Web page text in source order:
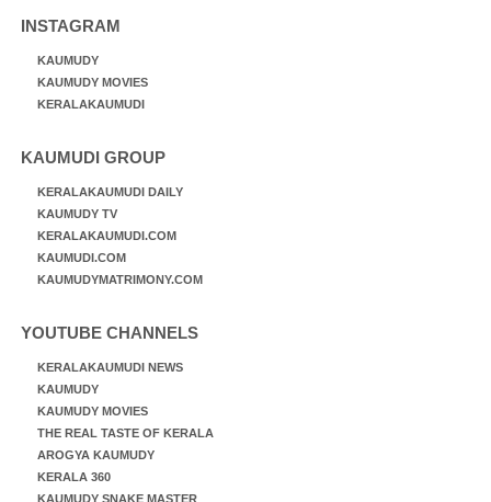
INSTAGRAM
KAUMUDY
KAUMUDY MOVIES
KERALAKAUMUDI
KAUMUDI GROUP
KERALAKAUMUDI DAILY
KAUMUDY TV
KERALAKAUMUDI.COM
KAUMUDI.COM
KAUMUDYMATRIMONY.COM
YOUTUBE CHANNELS
KERALAKAUMUDI NEWS
KAUMUDY
KAUMUDY MOVIES
THE REAL TASTE OF KERALA
AROGYA KAUMUDY
KERALA 360
KAUMUDY SNAKE MASTER